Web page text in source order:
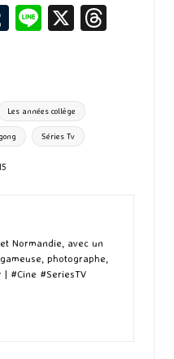
T
bl
r
Li X
Les années collège
Séries Tv
Normandie, avec un
photographe,
| #Cine #SeriesTV